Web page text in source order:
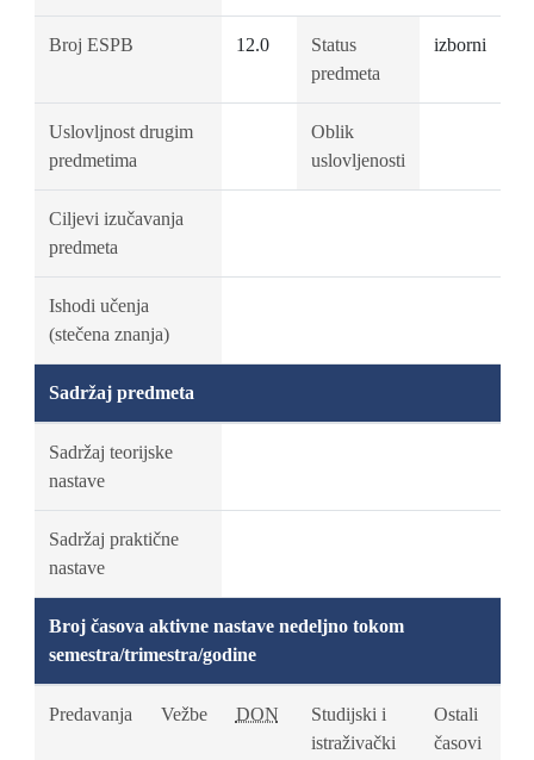
Broj ESPB 12.0
Status
predmeta
izborni
Uslovljnost drugim
predmetima
Oblik
uslovljenosti
Ciljevi izučavanja
predmeta
Ishodi učenja
(stečena znanja)
Sadržaj predmeta
Sadržaj teorijske
nastave
Sadržaj praktične
nastave
Broj časova aktivne nastave nedeljno tokom
semestra/trimestra/godine
Predavanja Vežbe DON
Studijski i
istraživački
Ostali
časovi